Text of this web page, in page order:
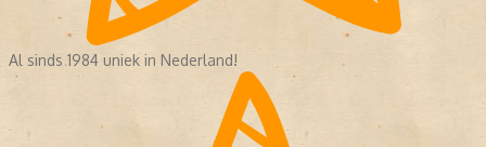
Al sinds 1984 uniek in Nederland!